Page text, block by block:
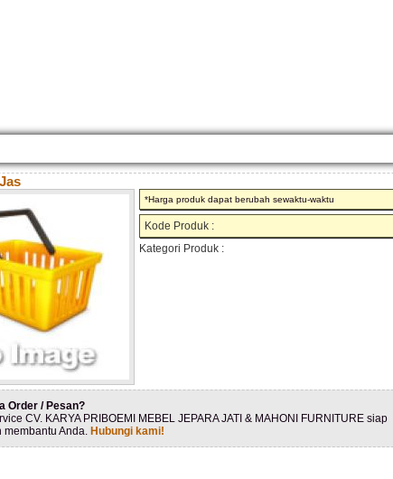
*Harga produk dapat berubah sewaktu-waktu
Kode Produk :
Kategori Produk :
Order / Pesan?
CV. KARYA PRIBOEMI MEBEL JEPARA JATI & MAHONI FURNITURE siap
membantu Anda. Hubungi kami!